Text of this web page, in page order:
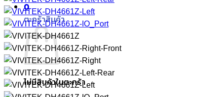
0
ตะกร้าสินค้า
ไม่มีสินค้าในตะกร้า